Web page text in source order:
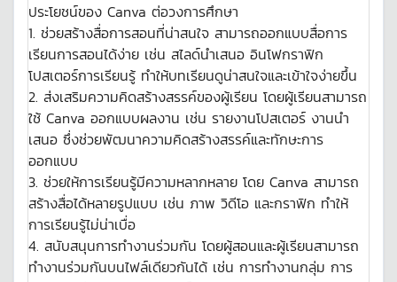
ประโยชน์ของ Canva ต่อวงการศึกษา
1. ช่วยสร้างสื่อการสอนที่น่าสนใจ สามารถออกแบบสื่อการ
เรียนการสอนได้ง่าย เช่น สไลด์นำเสนอ อินโฟกราฟิก
โปสเตอร์การเรียนรู้ ทำให้บทเรียนดูน่าสนใจและเข้าใจง่ายขึ้น
2. ส่งเสริมความคิดสร้างสรรค์ของผู้เรียน โดยผู้เรียนสามารถ
ใช้ Canva ออกแบบผลงาน เช่น รายงานโปสเตอร์ งานนำ
เสนอ ซึ่งช่วยพัฒนาความคิดสร้างสรรค์และทักษะการ
ออกแบบ
3. ช่วยให้การเรียนรู้มีความหลากหลาย โดย Canva สามารถ
สร้างสื่อได้หลายรูปแบบ เช่น ภาพ วิดีโอ และกราฟิก ทำให้
การเรียนรู้ไม่น่าเบื่อ
4. สนับสนุนการทำงานร่วมกัน โดยผู้สอนและผู้เรียนสามารถ
ทำงานร่วมกันบนไฟล์เดียวกันได้ เช่น การทำงานกลุ่ม การ